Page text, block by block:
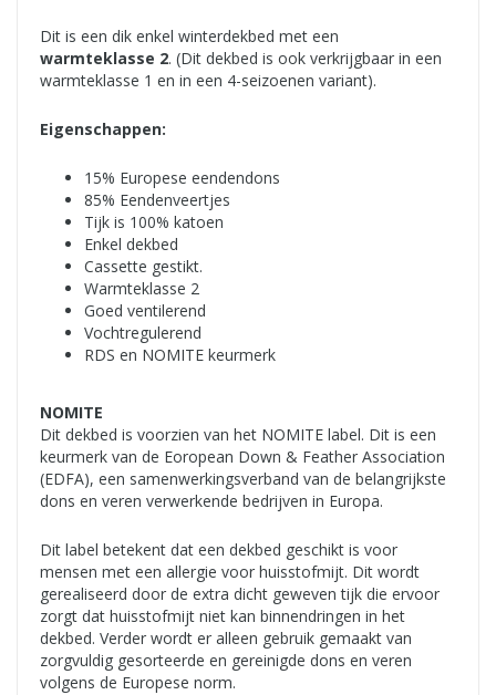
Dit is een dik enkel winterdekbed met een
warmteklasse 2. (Dit dekbed is ook verkrijgbaar in een
warmteklasse 1 en in een 4-seizoenen variant).
Eigenschappen:
15% Europese eendendons
85% Eendenveertjes
Tijk is 100% katoen
Enkel dekbed
Cassette gestikt.
Warmteklasse 2
Goed ventilerend
Vochtregulerend
RDS en NOMITE keurmerk
NOMITE
Dit dekbed is voorzien van het NOMITE label. Dit is een
keurmerk van de Eoropean Down & Feather Association
(EDFA), een samenwerkingsverband van de belangrijkste
dons en veren verwerkende bedrijven in Europa.
Dit label betekent dat een dekbed geschikt is voor
mensen met een allergie voor huisstofmijt. Dit wordt
gerealiseerd door de extra dicht geweven tijk die ervoor
zorgt dat huisstofmijt niet kan binnendringen in het
dekbed. Verder wordt er alleen gebruik gemaakt van
zorgvuldig gesorteerde en gereinigde dons en veren
volgens de Europese norm.